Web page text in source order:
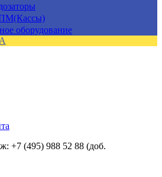
оборудование
+7 (495) 988 52 88 (доб.